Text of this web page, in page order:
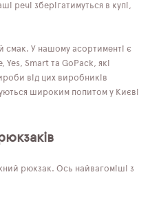
речі зберігатимуться в купі,
смак. У нашому асортименті є
Smart та GoPack, які
від цих виробників
широким попитом у Києві
рюкзак. Ось найвагоміші з